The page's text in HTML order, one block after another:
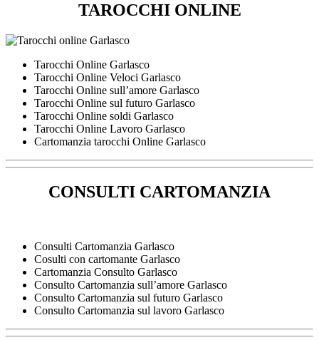
TAROCCHI ONLINE
Tarocchi Online Garlasco
Tarocchi Online Veloci Garlasco
Tarocchi Online sull’amore Garlasco
Tarocchi Online sul futuro Garlasco
Tarocchi Online soldi Garlasco
Tarocchi Online Lavoro Garlasco
Cartomanzia tarocchi Online Garlasco
CONSULTI CARTOMANZIA
Consulti Cartomanzia Garlasco
Cosulti con cartomante Garlasco
Cartomanzia Consulto Garlasco
Consulto Cartomanzia sull’amore Garlasco
Consulto Cartomanzia sul futuro Garlasco
Consulto Cartomanzia sul lavoro Garlasco